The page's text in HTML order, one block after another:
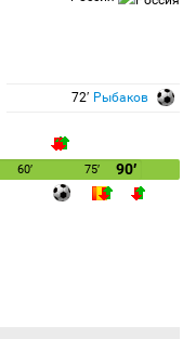
72′ Рыбаков
60′ 75′ 90′